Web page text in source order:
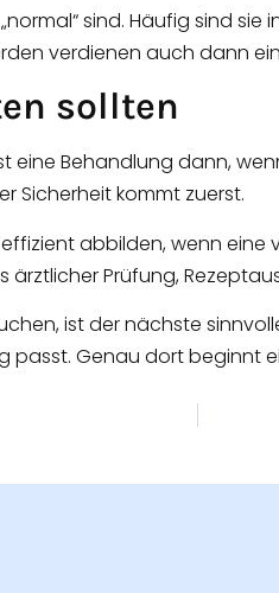
sind. Häufig sind
verdienen auch dann
sollten
eine Behandlung dann,
Sicherheit kommt zuerst.
abbilden, wenn
Prüfung,
ist der nächste
Genau dort beginnt